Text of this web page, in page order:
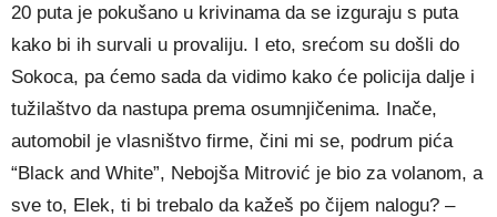
20 puta je pokušano u krivinama da se izguraju s puta
kako bi ih survali u provaliju. I eto, srećom su došli do
Sokoca, pa ćemo sada da vidimo kako će policija dalje i
tužilaštvo da nastupa prema osumnjičenima. Inače,
automobil je vlasništvo firme, čini mi se, podrum pića
“Black and White”, Nebojša Mitrović je bio za volanom, a
sve to, Elek, ti bi trebalo da kažeš po čijem nalogu? –